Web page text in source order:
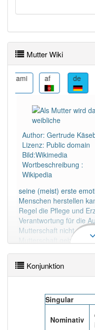
Häufigkeit: 8 von 10
Wörter mit Endung-
Artikeldie
81% unserer
korrekt erraten.
Mutter Wiki
Author: Gertrude
Lizenz: Public domain
Bild:Wikimedia
Wortbeschreibung :
Wikipedia
seine (meist) erste
Menschen herstellen
Regel die Pflege und
Verantwortung für die
Mutterschaft nicht
Mutterschaft gebunden
Patchworkfamilie oder
einer Großmutter
Im biologischen Sinne
wer das Kind
Konjunktion
Singular
Nominativ